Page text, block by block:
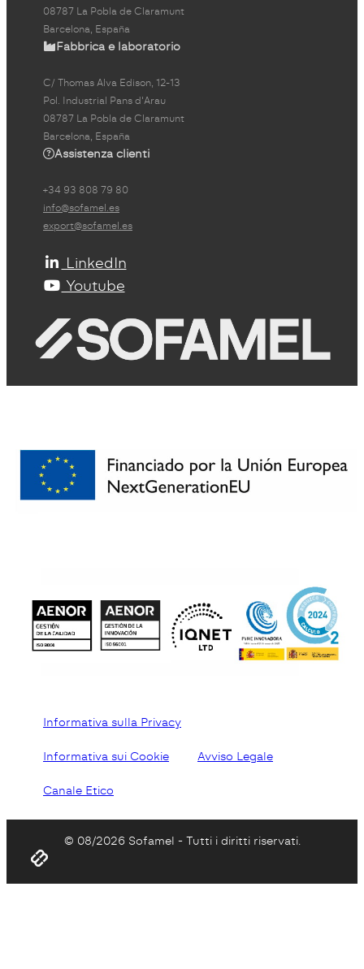
08787 La Pobla de Claramunt
Barcelona, España
Fabbrica e laboratorio
C/ Thomas Alva Edison, 12-13
Pol. Industrial Pans d'Arau
08787 La Pobla de Claramunt
Barcelona, España
Assistenza clienti
+34 93 808 79 80
info@sofamel.es
export@sofamel.es
LinkedIn
Youtube
Informativa sulla Privacy
Informativa sui Cookie Avviso Legale
Canale Etico
© 08/2026 Sofamel - Tutti i diritti riservati.